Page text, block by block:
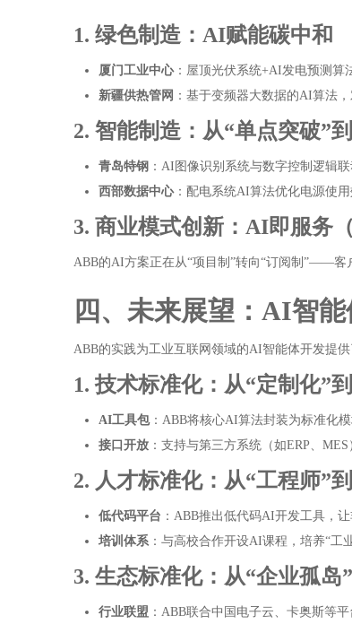
1. 绿色制造：AI赋能碳中和
厦门工业中心：屋顶光伏系统+AI发电预测算
新疆供热管网 ：基于变频器大数据的AI算法
2. 智能制造：从“单点突破”
青岛特钢 ：AI图像识别系统与数字控制逻辑
西部数据中心：配电系统AI算法优化电源使用
3. 商业模式创新：AI即服务（
ABB的AI方案正在从“项目制”转向“订阅制”——客
四、未来展望：AI智
ABB的实践为工业互联网领域的AI智能体开发提供
1. 技术标准化：从“定制化”
AI工具包：ABB将核心AI算法封装为标准化模
接口开放 ：支持与第三方系统（如ERP、
2. 人才标准化：从“工程师”
低代码平台 ：ABB推出低代码AI开发工具，
培训体系：与高校合作开设AI课程，培养“工
3. 生态标准化：从“企业孤岛
行业联盟 ：ABB联合中国电子云、卡奥斯等